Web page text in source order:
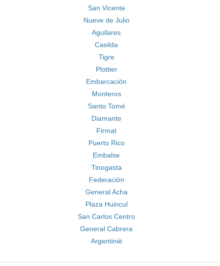
San Vicente
Nueve de Julio
Aguilares
Casilda
Tigre
Plottier
Embarcación
Monteros
Santo Tomé
Diamante
Firmat
Puerto Rico
Embalse
Tinogasta
Federación
General Acha
Plaza Huincul
San Carlos Centro
General Cabrera
Argentinië